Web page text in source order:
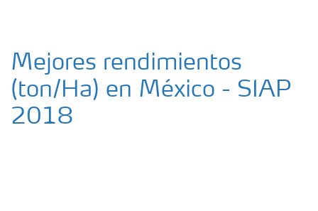
Mejores rendimientos
(ton/Ha) en México - SIAP
2018